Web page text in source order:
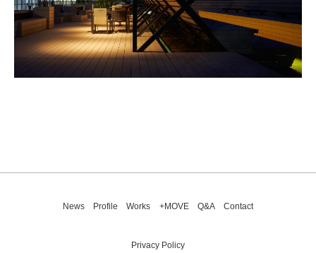
News Profile Works +MOVE Q&A Contact
Privacy Policy